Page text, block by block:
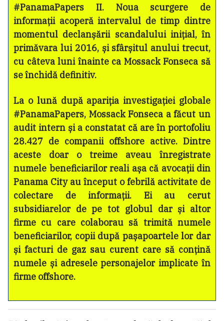
#PanamaPapers II. Noua scurgere de
informații acoperă intervalul de timp dintre
momentul declanșării scandalului inițial, în
primăvara lui 2016, și sfârșitul anului trecut,
cu câteva luni înainte ca Mossack Fonseca să
se închidă definitiv.
La o lună după apariția investigației globale
#PanamaPapers, Mossack Fonseca a făcut un
audit intern și a constatat că are în portofoliu
28.427 de companii offshore active. Dintre
aceste doar o treime aveau înregistrate
numele beneficiarilor reali așa că avocații din
Panama City au început o febrilă activitate de
colectare de informații. Ei au cerut
subsidiarelor de pe tot globul dar și altor
firme cu care colaborau să trimită numele
beneficiarilor, copii după pașapoartele lor dar
și facturi de gaz sau curent care să conțină
numele și adresele personajelor implicate în
firme offshore.